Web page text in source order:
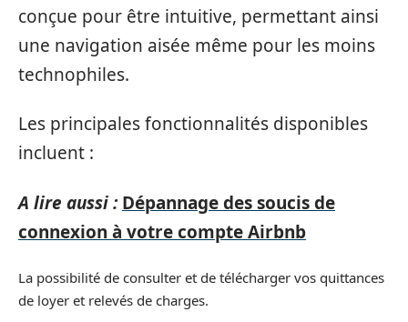
conçue pour être intuitive, permettant ainsi
une navigation aisée même pour les moins
technophiles.
Les principales fonctionnalités disponibles
incluent :
A lire aussi : Dépannage des soucis de
connexion à votre compte Airbnb
La possibilité de consulter et de télécharger vos quittances
de loyer et relevés de charges.